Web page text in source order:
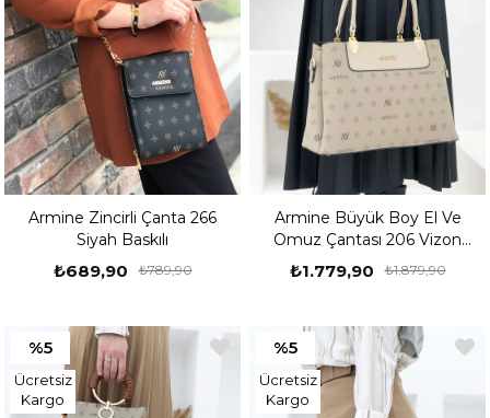
Armine Zincirli Çanta 266
Siyah Baskılı
₺689,90 ₺789,90
Armine Büyük Boy El Ve
Omuz Çantası 206 Vizon
Baskılı
₺1.779,90 ₺1.879,90
%5
Ücretsiz
Kargo
%5
Ücretsiz
Kargo